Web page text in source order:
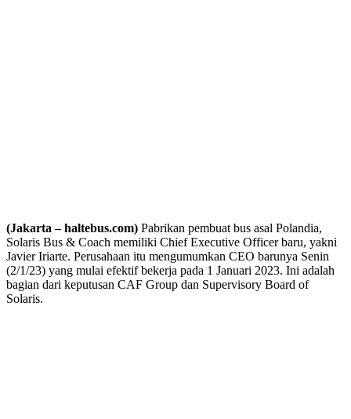
(Jakarta – haltebus.com) Pabrikan pembuat bus asal Polandia,
Solaris Bus & Coach memiliki Chief Executive Officer baru, yakni
Javier Iriarte. Perusahaan itu mengumumkan CEO barunya Senin
(2/1/23) yang mulai efektif bekerja pada 1 Januari 2023. Ini adalah
bagian dari keputusan CAF Group dan Supervisory Board of
Solaris.